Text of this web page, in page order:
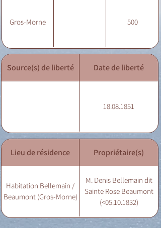
Gros-Morne 500
Source(s) de liberté Date de liberté
18.08.1851
Lieu de résidence Propriétaire(s)
Habitation Bellemain /
Beaumont (Gros-Morne)
M. Denis Bellemain dit
Sainte Rose Beaumont
(<05.10.1832)